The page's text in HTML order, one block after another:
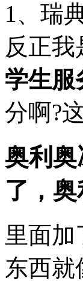
1、瑞
反正
学生服
分啊?
奥利
了，
里面
东西就